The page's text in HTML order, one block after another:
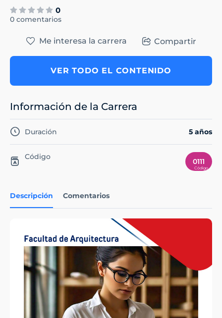
0
0 comentarios
Descripción Comentarios
Me interesa la carrera Compartir
VER TODO EL CONTENIDO
Información de la Carrera
Duración 5 años
Código
0111